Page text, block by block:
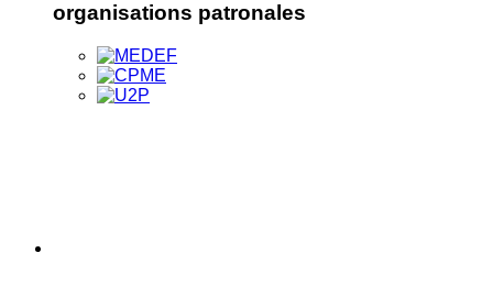
organisations patronales